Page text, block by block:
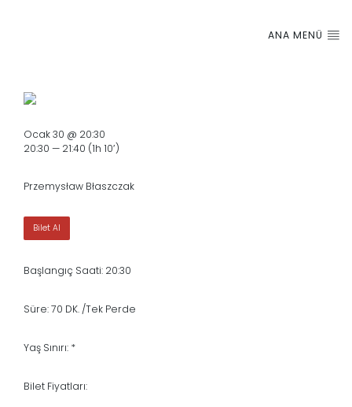
ANA MENÜ
Başlangıç Saati: 20:30
Süre: 70 DK. /Tek Perde
Yaş Sınırı: *
Bilet Fiyatları:
Ocak 30 @ 20:30
20:30 — 21:40 (1h 10′)
Przemysław Błaszczak
Bilet Al